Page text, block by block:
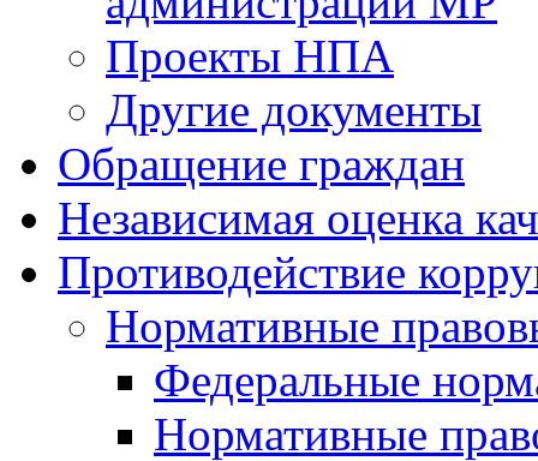
Проекты НПА
Другие документы
Обращение граждан
Независимая оценка
Противодействие
Нормативные
Федеральные
Нормативные